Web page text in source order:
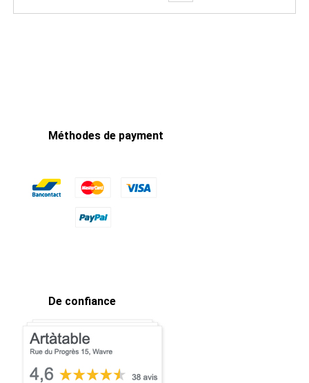
Méthodes de payment
De confiance